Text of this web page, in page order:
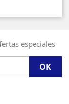
especiales